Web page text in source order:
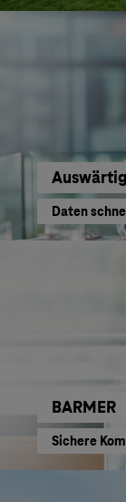
Daten
BARMER
Sichere